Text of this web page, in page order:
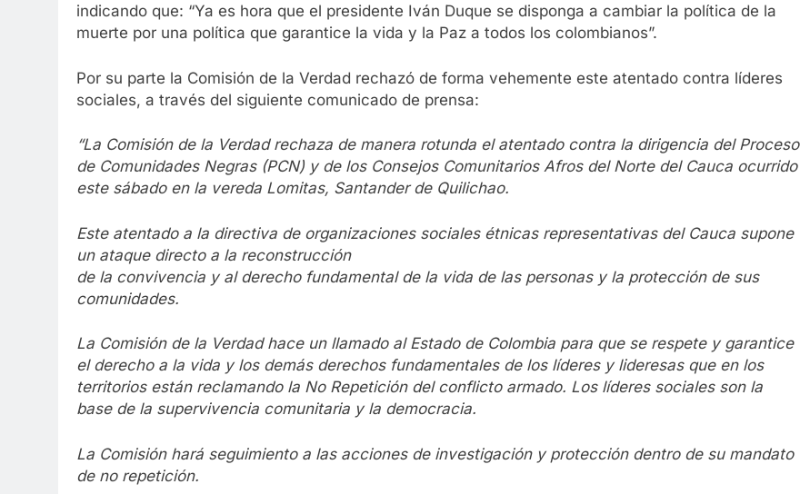
indicando que: “Ya es hora que el presidente Iván Duque se disponga a cambiar la política de la
muerte por una política que garantice la vida y la Paz a todos los colombianos”.
Por su parte la Comisión de la Verdad rechazó de forma vehemente este atentado contra líderes
sociales, a través del siguiente comunicado de prensa:
“La Comisión de la Verdad rechaza de manera rotunda el atentado contra la dirigencia del Proceso
de Comunidades Negras (PCN) y de los Consejos Comunitarios Afros del Norte del Cauca ocurrido
este sábado en la vereda Lomitas, Santander de Quilichao.
Este atentado a la directiva de organizaciones sociales étnicas representativas del Cauca supone
un ataque directo a la reconstrucción
de la convivencia y al derecho fundamental de la vida de las personas y la protección de sus
comunidades.
La Comisión de la Verdad hace un llamado al Estado de Colombia para que se respete y garantice
el derecho a la vida y los demás derechos fundamentales de los líderes y lideresas que en los
territorios están reclamando la No Repetición del conflicto armado. Los líderes sociales son la
base de la supervivencia comunitaria y la democracia.
La Comisión hará seguimiento a las acciones de investigación y protección dentro de su mandato
de no repetición.